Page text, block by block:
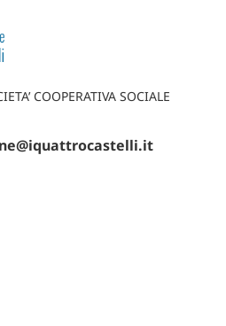
COOPERATIVA SOCIALE